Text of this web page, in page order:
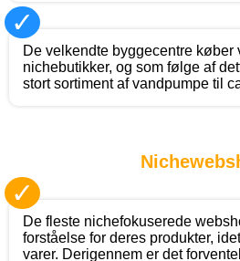
✓
De velkendte byggecentre køber
nichebutikker, og som følge af
stort sortiment af vandpumpe til
✓
De fleste nichefokuserede
forståelse for deres produkter,
varer. Derigennem er det